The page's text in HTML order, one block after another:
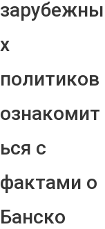
зарубежны
х
политиков
ознакомит
ься с
фактами о
Банско